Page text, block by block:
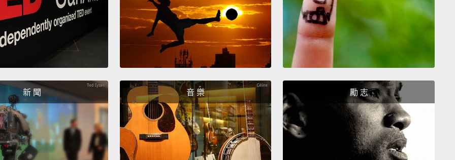
Okay.
好。
Can I get you anything?
我可以幫你們點些什麼呢？
Sorry. Yeah, two glasses of wine.
抱歉。對，兩杯酒。
Two glasses of white wine, absolutely. Coming up.
兩杯白酒，沒問題。馬上來。
新 聞 音 樂 勵 志